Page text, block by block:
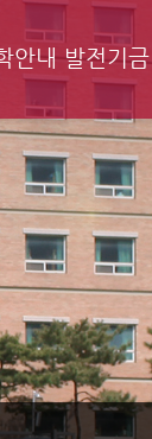
안내 발전기금